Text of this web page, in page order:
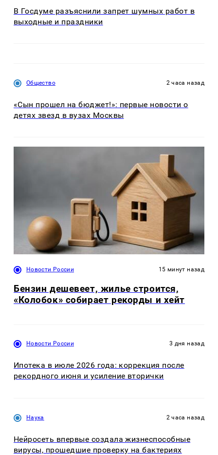
В Госдуме разъяснили запрет шумных работ в
выходные и праздники
Общество 2 часа назад
«Сын прошел на бюджет!»: первые новости о
детях звезд в вузах Москвы
Новости России 15 минут назад
Бензин дешевеет, жилье строится,
«Колобок» собирает рекорды и хейт
Новости России 3 дня назад
Ипотека в июле 2026 года: коррекция после
рекордного июня и усиление вторички
Наука 2 часа назад
Нейросеть впервые создала жизнеспособные
вирусы, прошедшие проверку на бактериях